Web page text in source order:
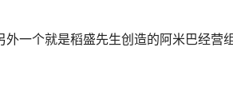
一个就是稻盛先生创造的阿米巴经营组